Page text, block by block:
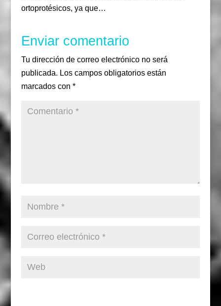
ortoprotésicos, ya que…
Enviar comentario
Tu dirección de correo electrónico no será
publicada. Los campos obligatorios están
marcados con *